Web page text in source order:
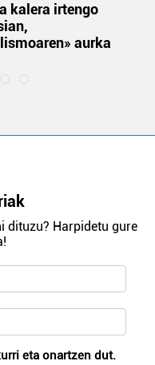
kalera irtengo
aurka
dituzu? Harpidetu gure
eta onartzen dut.